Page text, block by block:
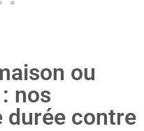
ou
nos
durée contre